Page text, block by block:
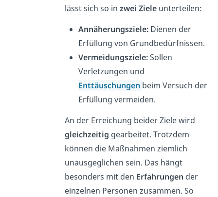
lässt sich so inzwei Ziele unterteilen:
Annäherungsziele: Dienen der
Erfüllung von Grundbedürfnissen.
Vermeidungsziele:Sollen
Verletzungen und
Enttäuschungen beim Versuch der
Erfüllung vermeiden.
An der Erreichung beider Ziele wird
gleichzeitig gearbeitet. Trotzdem
können die Maßnahmen ziemlich
unausgeglichen sein. Das hängt
besonders mit den Erfahrungen der
einzelnen Personen zusammen. So